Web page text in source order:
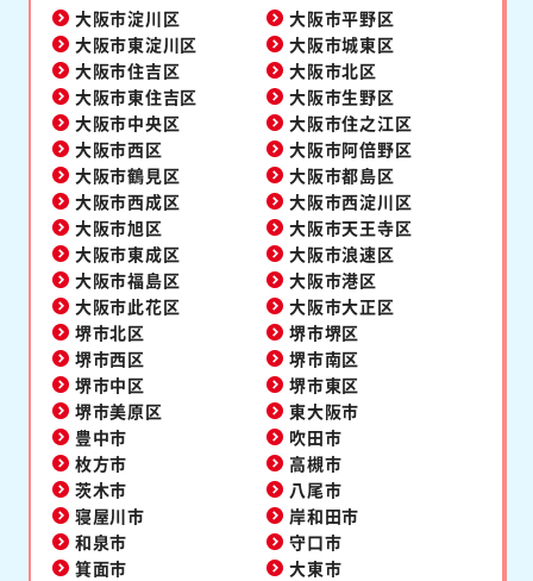
大阪市淀川区
大阪市平野区
大阪市東淀川区
大阪市城東区
大阪市住吉区
大阪市北区
大阪市東住吉区
大阪市生野区
大阪市中央区
大阪市住之江区
大阪市西区
大阪市阿倍野区
大阪市鶴見区
大阪市都島区
大阪市西成区
大阪市西淀川区
大阪市旭区
大阪市天王寺区
大阪市東成区
大阪市浪速区
大阪市福島区
大阪市港区
大阪市此花区
大阪市大正区
堺市北区
堺市堺区
堺市西区
堺市南区
堺市中区
堺市東区
堺市美原区
東大阪市
豊中市
吹田市
枚方市
高槻市
茨木市
八尾市
寝屋川市
岸和田市
和泉市
守口市
箕面市
大東市